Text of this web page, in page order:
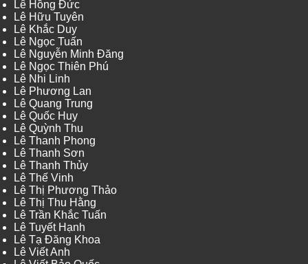
Lê Hồng Đức
Lê Hữu Tuyên
Lê Khắc Duy
Lê Ngọc Tuấn
Lê Nguyễn Minh Đăng
Lê Ngọc Thiên Phú
Lê Nhi Linh
Lê Phương Lan
Lê Quang Trung
Lê Quốc Huy
Lê Quỳnh Thu
Lê Thanh Phong
Lê Thanh Sơn
Lê Thanh Thủy
Lê Thế Vinh
Lê Thị Phương Thảo
Lê Thị Thu Hằng
Lê Trần Khắc Tuấn
Lê Tuyết Hạnh
Lê Tạ Đăng Khoa
Lê Viết Anh